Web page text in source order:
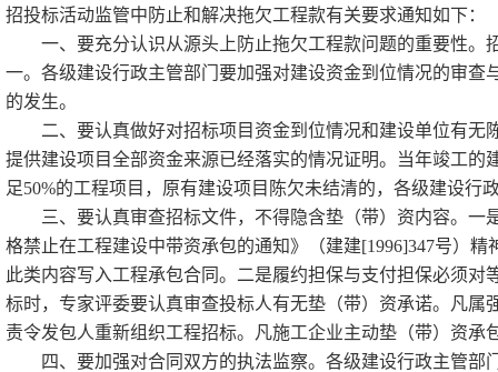
招投标活动监管中防止和解决拖欠工程款有关要求通知如下：
一、要充分认识从源头上防止拖欠工程款问题的重要性。
一。各级建设行政主管部门要加强对建设资金到位情况的审
的发生。
二、要认真做好对招标项目资金到位情况和建设单位有无
提供建设项目全部资金来源已经落实的情况证明。当年竣工
足50%的工程项目，原有建设项目陈欠未结清的，各级建设
三、要认真审查招标文件，不得隐含垫（带）资内容。一
格禁止在工程建设中带资承包的通知》（建建[1996]347号）
此类内容写入工程承包合同。二是履约担保与支付担保必须
标时，专家评委要认真审查投标人有无垫（带）资承诺。凡
责令发包人重新组织工程招标。凡施工企业主动垫（带）资承
四、要加强对合同双方的执法监察。各级建设行政主管部